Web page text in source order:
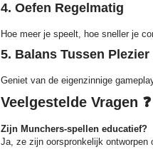
4. Oefen Regelmatig
Hoe meer je speelt, hoe sneller je
5. Balans Tussen Plezier
Geniet van de eigenzinnige
Veelgestelde Vragen ❓
Zijn Munchers-spellen educatief?
Ja, ze zijn oorspronkelijk ontworpen